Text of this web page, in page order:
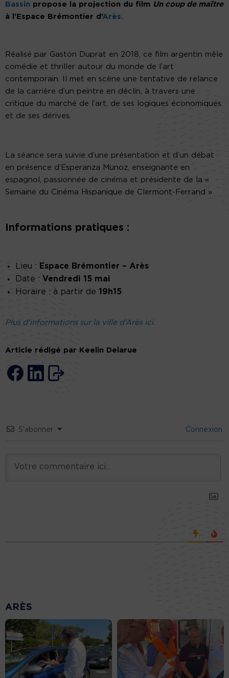
Bassin propose la projection du film Un coup de maître
à l’Espace Brémontier d’Arès.
Réalisé par Gastón Duprat en 2018, ce film argentin mêle
comédie et thriller autour du monde de l’art
contemporain. Il met en scène une tentative de relance
de la carrière d’un peintre en déclin, à travers une
critique du marché de l’art, de ses logiques économiques
et de ses dérives.
La séance sera suivie d’une présentation et d’un débat
en présence d’Esperanza Munoz, enseignante en
espagnol, passionnée de cinéma et présidente de la «
Semaine du Cinéma Hispanique de Clermont-Ferrand »
Informations pratiques :
Lieu : Espace Brémontier – Arès
Date : Vendredi 15 mai
Horaire : à partir de 19h15
Plus d’informations sur la ville d’Arès ici.
Article rédigé par Keelin Delarue
S’abonner Connexion
ARÈS